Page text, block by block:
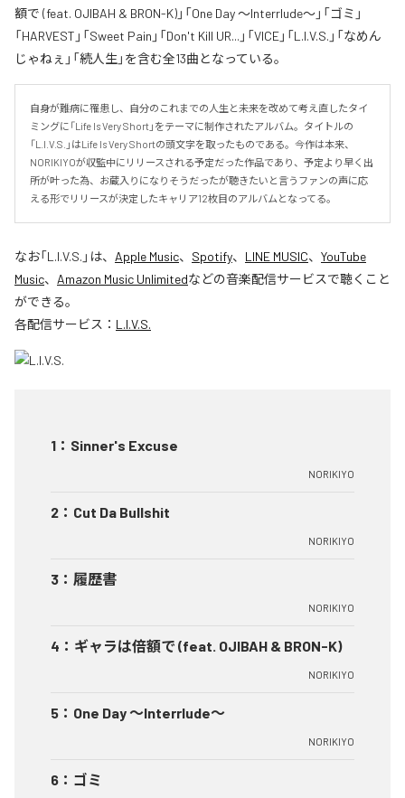
額で (feat. OJIBAH & BRON-K)」「One Day ～Interrlude～」「ゴミ」
「HARVEST」「Sweet Pain」「Don't Kill UR...」「VICE」「L.I.V.S.」「なめん
じゃねぇ」「続人生」を含む全13曲となっている。
自身が難病に罹患し、自分のこれまでの人生と未来を改めて考え直したタイ
ミングに「Life Is Very Short」をテーマに制作されたアルバム。タイトルの
「L.I.V.S.」はLife Is Very Shortの頭文字を取ったものである。今作は本来、
NORIKIYOが収監中にリリースされる予定だった作品であり、予定より早く出
所が叶った為、お蔵入りになりそうだったが聴きたいと言うファンの声に応
える形でリリースが決定したキャリア12枚目のアルバムとなってる。
なお「L.I.V.S. 」は、 Apple Music、 Spotify、 LINE MUSIC、 YouTube
Music、 Amazon Music Unlimitedなどの音楽配信サービスで聴くこと
ができる。
各配信サービス： L.I.V.S.
1 ： Sinner's Excuse
NORIKIYO
2 ： Cut Da Bullshit
NORIKIYO
3 ： 履歴書
NORIKIYO
4 ： ギャラは倍額で (feat. OJIBAH & BRON-K)
NORIKIYO
5 ： One Day ～Interrlude～
NORIKIYO
6 ： ゴミ